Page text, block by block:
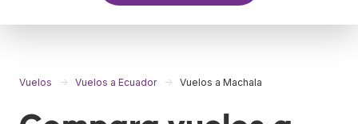
Vuelos Vuelos a Ecuador Vuelos a Machala